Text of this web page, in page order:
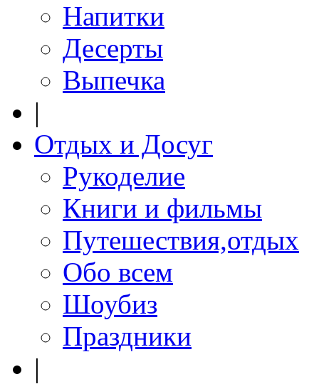
Напитки
Десерты
Выпечка
|
Отдых и Досуг
Рукоделие
Книги и фильмы
Путешествия,отдых
Обо всем
Шоубиз
Праздники
|